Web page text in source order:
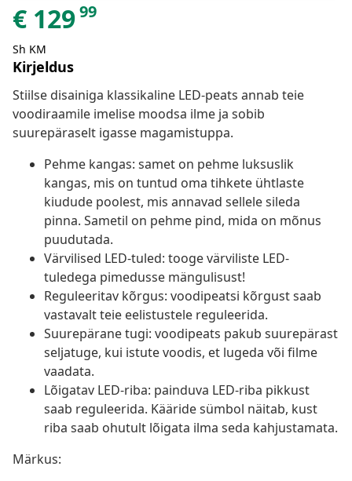
€ 12999
Sh KM
Kirjeldus
Stiilse disainiga klassikaline LED-peats annab teie
voodiraamile imelise moodsa ilme ja sobib
suurepäraselt igasse magamistuppa.
Pehme kangas: samet on pehme luksuslik
kangas, mis on tuntud oma tihkete ühtlaste
kiudude poolest, mis annavad sellele sileda
pinna. Sametil on pehme pind, mida on mõnus
puudutada.
Värvilised LED-tuled: tooge värviliste LED-
tuledega pimedusse mängulisust!
Reguleeritav kõrgus: voodipeatsi kõrgust saab
vastavalt teie eelistustele reguleerida.
Suurepärane tugi: voodipeats pakub suurepärast
seljatuge, kui istute voodis, et lugeda või filme
vaadata.
Lõigatav LED-riba: painduva LED-riba pikkust
saab reguleerida. Kääride sümbol näitab, kust
riba saab ohutult lõigata ilma seda kahjustamata.
Märkus: